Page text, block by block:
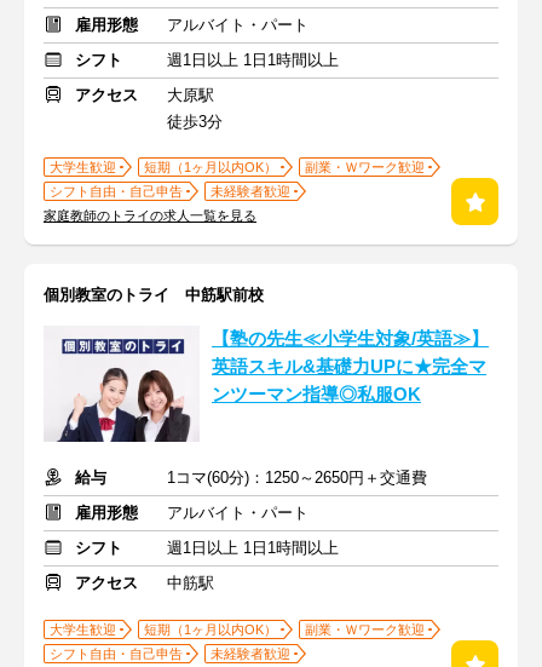
雇用形態
アルバイト・パート
シフト
週1日以上 1日1時間以上
アクセス
大原駅
徒歩3分
大学生歓迎 短期（1ヶ月以内OK）
副業・Ｗワーク歓迎
シフト自由・自己申告
未経験者歓迎
家庭教師のトライの求人一覧を見る
個別教室のトライ 中筋駅前校
【塾の先生≪小学生対象/英語≫】
英語スキル&基礎力UPに★完全マ
ンツーマン指導◎私服OK
給与
1コマ(60分)：1250～2650円＋交通費
雇用形態
アルバイト・パート
シフト
週1日以上 1日1時間以上
アクセス
中筋駅
大学生歓迎 短期（1ヶ月以内OK）
副業・Ｗワーク歓迎
シフト自由・自己申告
未経験者歓迎